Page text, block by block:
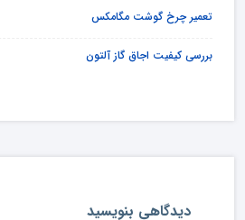
تعمیر چرخ گوشت مگامکس
بررسی کیفیت اجاق گاز آلتون
دیدگاهی بنویسید